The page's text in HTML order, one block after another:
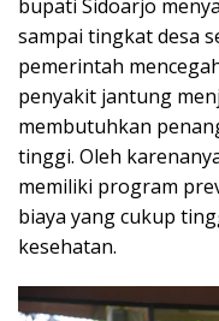
bupati Sidoarjo
sampai tingkat desa
pemerintah
penyakit jantung
membutuhkan
tinggi. Oleh
memiliki program
biaya yang cukup
kesehatan.